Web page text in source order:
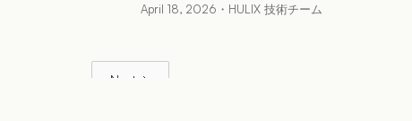
April 18, 2026 ・ HULIX 技術チーム
Next